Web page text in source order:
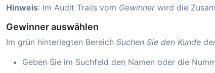
Hinweis: Im Audit Trails vom Gewinnerwird die
Gewinner auswählen
Im grün hinterlegten Bereich Suchen Sie den Kunde
Geben Sie im Suchfeld den Namen oder die